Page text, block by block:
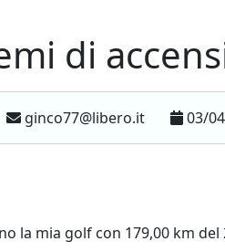
di
ginco77@libero.it 03/
la mia golf con 179,00 km